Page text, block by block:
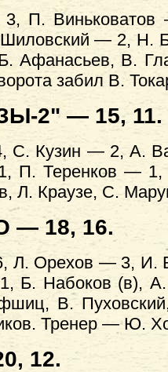
3, П.
— 2, Н.
Афанасьев, В.
забил В.
2" — 15, 11.
С. Кузин — 2, А.
П. Теренков —
Л. Краузе, С.
— 18, 16.
Л. Орехов — 3, И.
Б. Набоков (в), А.
В.
Тренер — Ю.
12.